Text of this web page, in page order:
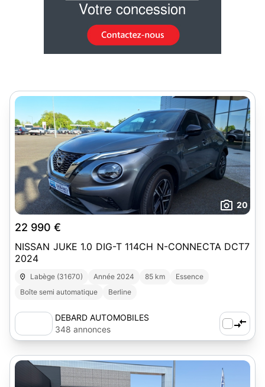
20
22 990 €
NISSAN JUKE 1.0 DIG-T 114CH N-CONNECTA DCT7
2024
Labège (31670) Année 2024 85 km
Essence
Boîte semi automatique
Berline
DEBARD AUTOMOBILES
348 annonces